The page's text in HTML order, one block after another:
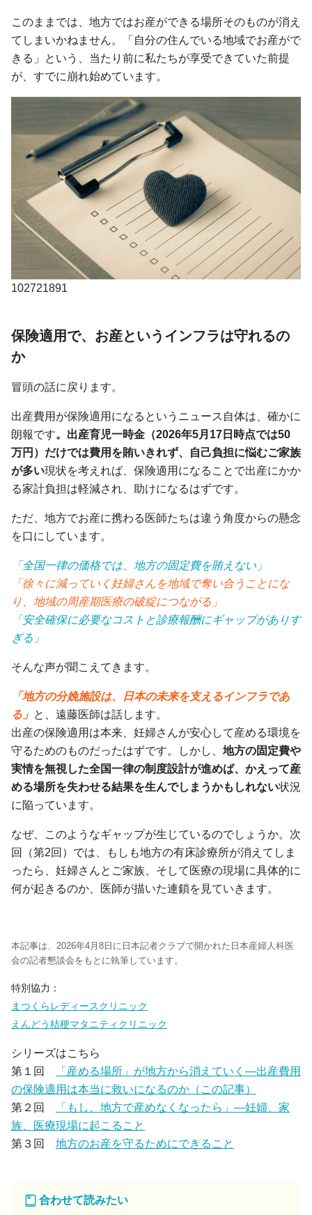
このままでは、地方ではお産ができる場所そのものが消え
てしまいかねません。「自分の住んでいる地域でお産がで
きる」という、当たり前に私たちが享受できていた前提
が、すでに崩れ始めています。
102721891
保険適用で、お産というインフラは守れるの
か
冒頭の話に戻ります。
出産費用が保険適用になるというニュース自体は、確かに
朗報です。出産育児一時金（2026年5月17日時点では50
万円）だけでは費用を賄いきれず、自己負担に悩むご家族
が多い現状を考えれば、保険適用になることで出産にかか
る家計負担は軽減され、助けになるはずです。
ただ、地方でお産に携わる医師たちは違う角度からの懸念
を口にしています。
「全国一律の価格では、地方の固定費を賄えない」
「徐々に減っていく妊婦さんを地域で奪い合うことにな
り、地域の周産期医療の破綻につながる」
「安全確保に必要なコストと診療報酬にギャップがありす
ぎる」
そんな声が聞こえてきます。
「地方の分娩施設は、日本の未来を支えるインフラであ
る」 と、遠藤医師は話します。
出産の保険適用は本来、妊婦さんが安心して産める環境を
守るためのものだったはずです。しかし、 地方の固定費や
実情を無視した全国一律の制度設計が進めば、かえって産
める場所を失わせる結果を生んでしまうかもしれない状況
に陥っています。
なぜ、このようなギャップが生じているのでしょうか。次
回（第2回）では、もしも地方の有床診療所が消えてしま
ったら、妊婦さんとご家族、そして医療の現場に具体的に
何が起きるのか、医師が描いた連鎖を見ていきます。
本記事は、2026年4月8日に日本記者クラブで開かれた日本産婦人科医
会の記者懇談会をもとに執筆しています。
特別協力：
まつくらレディースクリニック
えんどう桔梗マタニティクリニック
シリーズはこちら
第１回
「産める場所」が地方から消えていく―出産費用
の保険適用は本当に救いになるのか（この記事）
第２回
「もし、地方で産めなくなったら」―妊婦、家
族、医療現場に起こること
第３回 地方のお産を守るためにできること
合わせて読みたい